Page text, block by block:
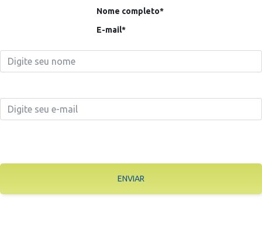
Nome completo*
E-mail*
ENVIAR